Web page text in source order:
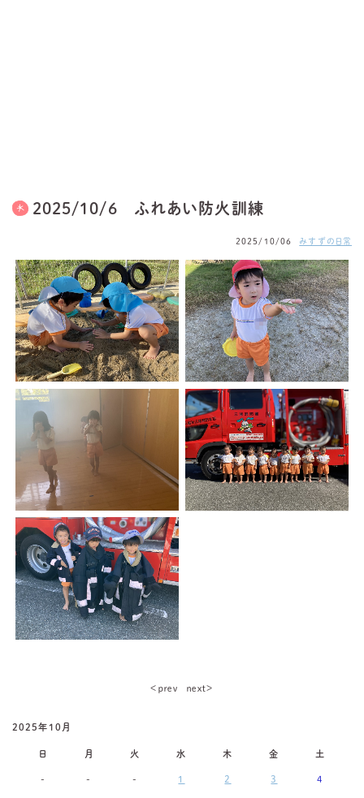
2025/10/6 ふれあい防火訓練
2025/10/06 みすずの日常
＜ｐｒｅｖ ｎｅｘｔ＞
2025年10月
日 月 火 水 木 金 土
- - - 1 2 3 4